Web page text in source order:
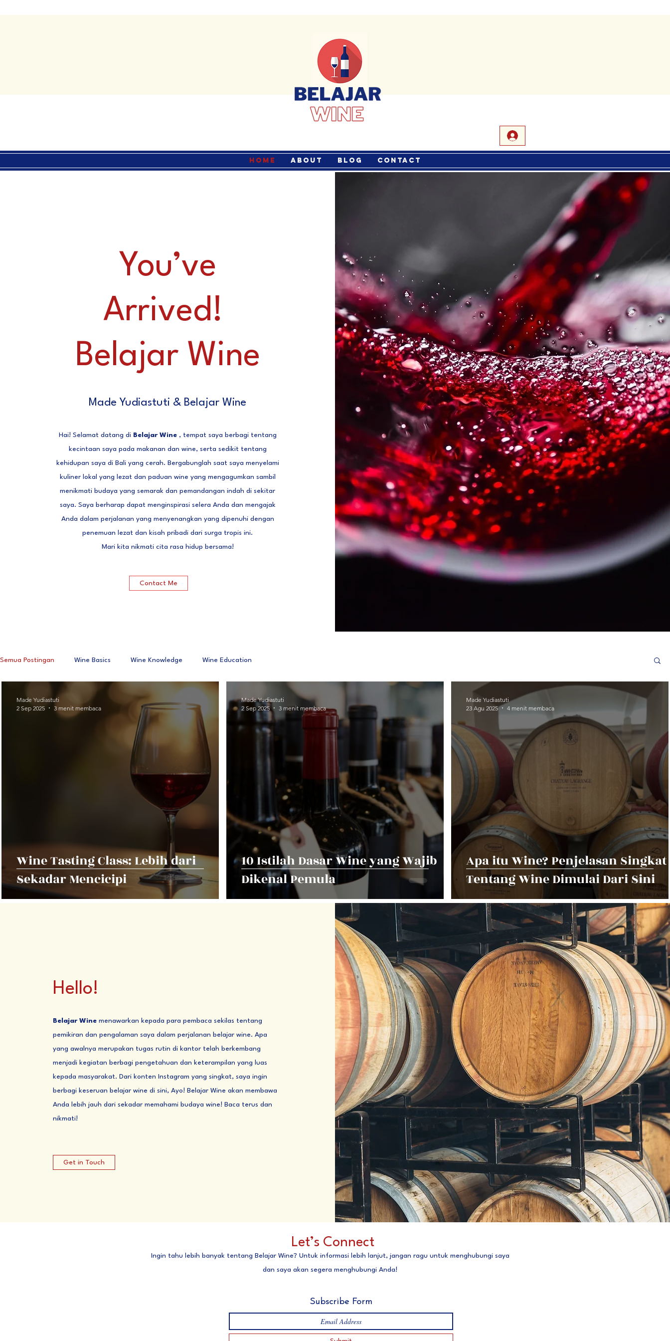
Home About Blog Contact
You’ve
Arrived!
Belajar Wine
Made Yudiastuti & Belajar Wine
Hai! Selamat datang di Belajar Wine, tempat saya berbagi tentang
kecintaan saya pada makanan dan wine, serta sedikit tentang
kehidupan saya di Bali yang cerah. Bergabunglah saat saya menyelami
kuliner lokal yang lezat dan paduan wine yang mengagumkan sambil
menikmati budaya yang semarak dan pemandangan indah di sekitar
saya. Saya berharap dapat menginspirasi selera Anda dan mengajak
Anda dalam perjalanan yang menyenangkan yang dipenuhi dengan
penemuan lezat dan kisah pribadi dari surga tropis ini.
Mari kita nikmati cita rasa hidup bersama!
Contact Me
Semua Postingan Wine Basics Wine Knowledge Wine Education
Wine Tasting Class: Lebih dari
Sekadar Mencicipi
Made Yudiastuti
2 Sep 2025
3 menit membaca
10 Istilah Dasar Wine yang Wajib
Dikenal Pemula
Made Yudiastuti
2 Sep 2025
3 menit membaca
Apa itu Wine? Penjelasan Singkat
Tentang Wine Dimulai Dari Sini
Made Yudiastuti
23 Agu 2025
4 menit membaca
Hello!
Belajar Wine menawarkan kepada para pembaca sekilas tentang
pemikiran dan pengalaman saya dalam perjalanan belajar wine. Apa
yang awalnya merupakan tugas rutin di kantor telah berkembang
menjadi kegiatan berbagi pengetahuan dan keterampilan yang luas
kepada masyarakat. Dari konten Instagram yang singkat, saya ingin
berbagi keseruan belajar wine di sini, Ayo! Belajar Wine akan membawa
Anda lebih jauh dari sekadar memahami budaya wine! Baca terus dan
nikmati!
Get in Touch
Let’s Connect
Ingin tahu lebih banyak tentang Belajar Wine? Untuk informasi lebih lanjut, jangan ragu untuk menghubungi saya
dan saya akan segera menghubungi Anda!
Subscribe Form